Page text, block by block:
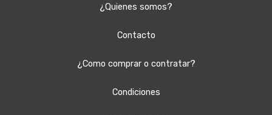
¿Quienes somos?
Contacto
¿Como comprar o contratar?
Condiciones